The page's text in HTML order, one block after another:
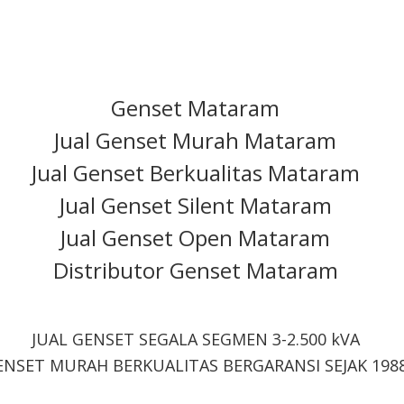
Genset Mataram
Jual Genset Murah Mataram
Jual Genset Berkualitas Mataram
Jual Genset Silent Mataram
Jual Genset Open Mataram
Distributor Genset Mataram
JUAL GENSET SEGALA SEGMEN 3-2.500 kVA
MURAH BERKUALITAS BERGARANSI SEJAK